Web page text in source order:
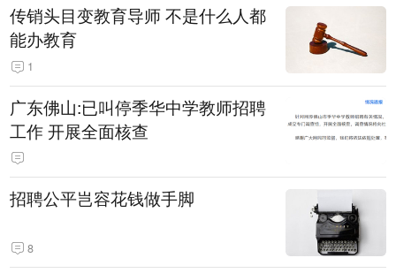
传销头目变教育导师 不是什么人都
能办教育
1
广东佛山:已叫停季华中学教师招聘
工作 开展全面核查
招聘公平岂容花钱做手脚
8